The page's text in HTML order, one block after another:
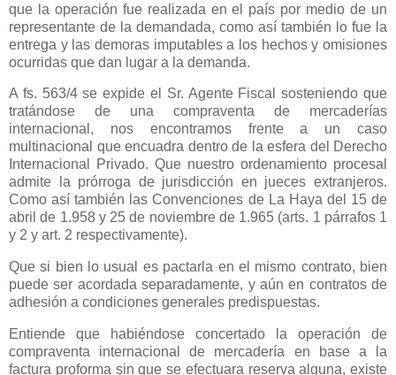
que la operación fue realizada en el país por medio de un
representante de la demandada, como así también lo fue la
entrega y las demoras imputables a los hechos y omisiones
ocurridas que dan lugar a la demanda.
A fs. 563/4 se expide el Sr. Agente Fiscal sosteniendo que
tratándose de una compraventa de mercaderías
internacional, nos encontramos frente a un caso
multinacional que encuadra dentro de la esfera del Derecho
Internacional Privado. Que nuestro ordenamiento procesal
admite la prórroga de jurisdicción en jueces extranjeros.
Como así también las Convenciones de La Haya del 15 de
abril de 1.958 y 25 de noviembre de 1.965 (arts. 1 párrafos 1
y 2 y art. 2 respectivamente).
Que si bien lo usual es pactarla en el mismo contrato, bien
puede ser acordada separadamente, y aún en contratos de
adhesión a condiciones generales predispuestas.
Entiende que habiéndose concertado la operación de
compraventa internacional de mercadería en base a la
factura proforma sin que se efectuara reserva alguna, existe